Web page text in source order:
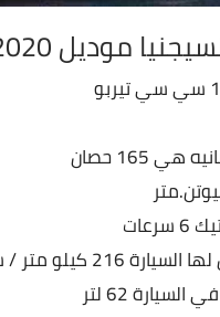
موديل 2020
165 حصان
كيلو متر / ساعه
62 لتر